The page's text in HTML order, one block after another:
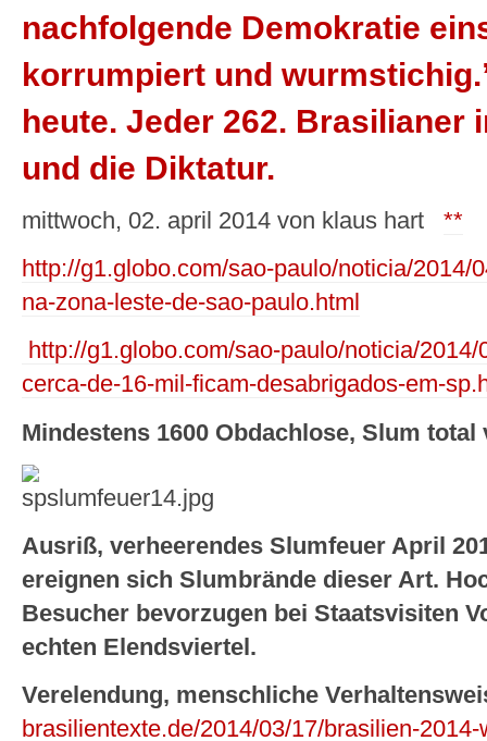
nachfolgende Demokratie
korrumpiert und
heute. Jeder 262. Brasilianer
und die Diktatur.
mittwoch, 02. april 2014 von klaus hart **
http://g1.globo.com/sao-paulo/noticia/2014/
na-zona-leste-de-sao-paulo.html
http://g1.globo.com/sao-paulo/noticia/
cerca-de-16-mil-ficam-desabrigados-em-
Mindestens 1600 Obdachlose, Slum total
Ausriß, verheerendes Slumfeuer April
ereignen sich Slumbrände dieser Art.
Besucher bevorzugen bei Staatsvisiten
echten Elendsviertel.
Verelendung, menschliche
brasilientexte.de/2014/03/17/brasilien-